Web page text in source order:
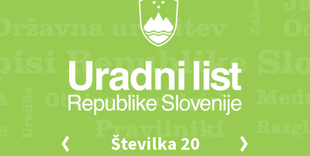
Številka 20